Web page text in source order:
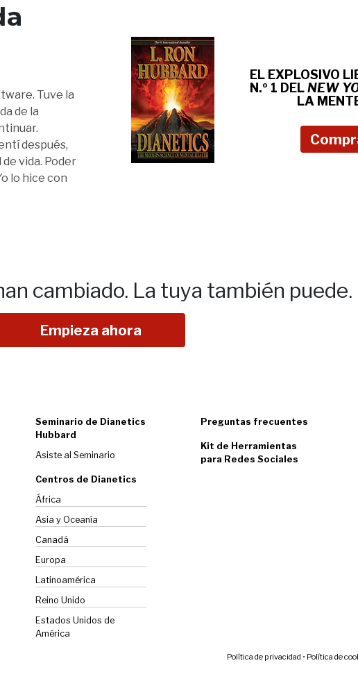
Tuve la
de la
después,
vida. Poder
lo hice con
EL EXPLOSIVO
N.º 1 DELNEW
LA
cambiado. La tuya también puede.
Empieza ahora
Seminario de Dianetics
Hubbard
Asiste al Seminario
Centros de Dianetics
África
Asia y Oceanía
Canadá
Europa
Latinoamérica
Reino Unido
Estados Unidos de
América
Preguntas frecuentes
Kit de Herramientas
para Redes Sociales
Política de privacidad • Política de